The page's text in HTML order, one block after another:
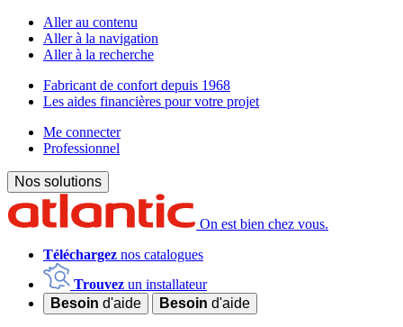
Aller au contenu
Aller à la navigation
Aller à la recherche
Fabricant de confort depuis 1968
Les aides financières pour votre projet
Me connecter
Professionnel
Nos solutions
On est bien chez vous.
Téléchargez nos catalogues
Trouvez un installateur
Besoin d'aide Besoin d'aide